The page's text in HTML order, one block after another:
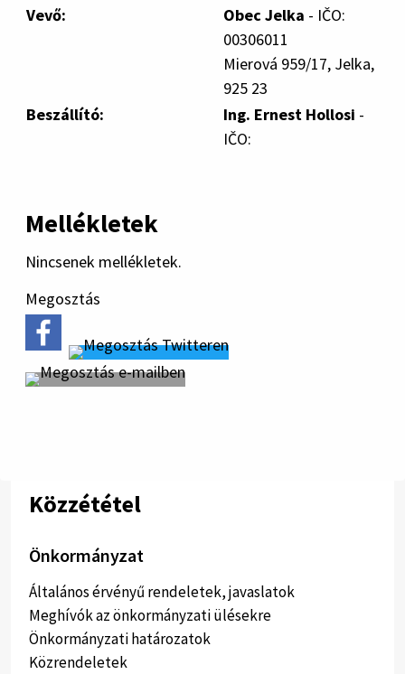
Vevő:
Obec Jelka - IČO:
00306011
Mierová 959/17, Jelka,
925 23
Beszállító:
Ing. Ernest Hollosi -
IČO:
Mellékletek
Nincsenek mellékletek.
Megosztás
Közzététel
Önkormányzat
Általános érvényű rendeletek, javaslatok
Meghívók az önkormányzati ülésekre
Önkormányzati határozatok
Közrendeletek